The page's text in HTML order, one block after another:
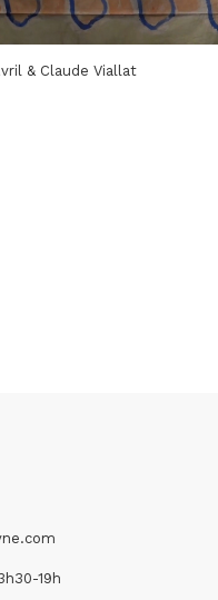
& Claude Viallat
19h